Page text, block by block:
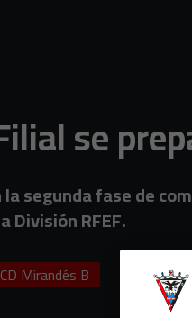
se
segunda fase de
División RFEF.
CD Mirandés B